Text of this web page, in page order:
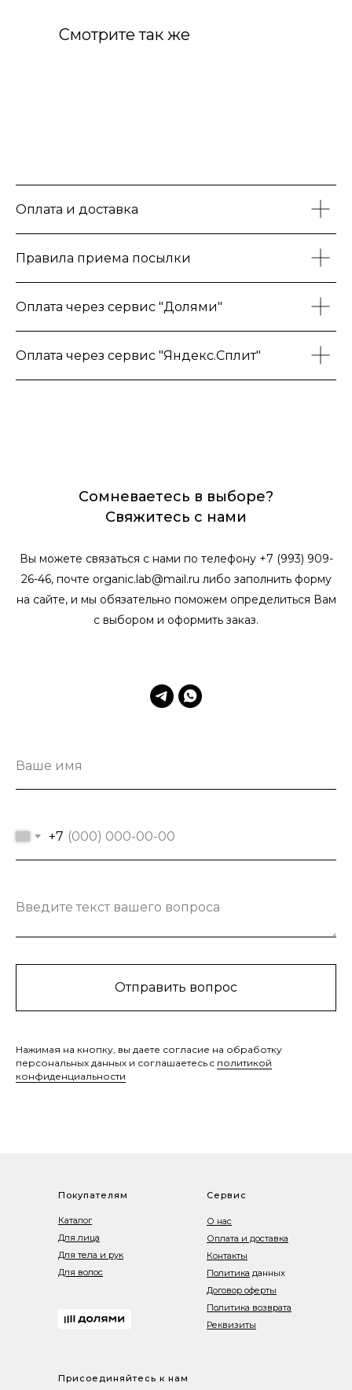
Смотрите так же
Оплата и доставка
Правила приема посылки
Оплата через сервис "Долями"
Оплата через сервис "Яндекс.Сплит"
Сомневаетесь в выборе?
Свяжитесь с нами
Вы можете связаться с нами по телефону +7 (993) 909-
26-46, почте organic.lab@mail.ru либо заполнить форму
на сайте, и мы обязательно поможем определиться Вам
с выбором и оформить заказ.
Ваше имя
+7
Введите текст вашего вопроса
Отправить вопрос
Нажимая на кнопку, вы даете согласие на обработку
персональных данных и соглашаетесь c политикой
конфиденциальности
Покупателям
Каталог
Для лица
Для тела и рук
Для волос
Присоединяйтесь к нам
Сервис
О нас
Оплата и доставка
Контакты
Политика данных
Договор оферты
Политика возврата
Реквизиты